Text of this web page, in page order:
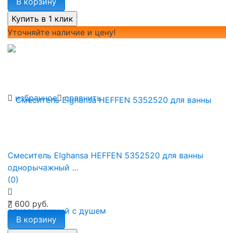
избранное сравнить
Уточняйте наличие и цену!
Смеситель Elghansa HEFFEN 5352520 для ванны
однорычажный ...
(0)
7 600 руб.
В корзину